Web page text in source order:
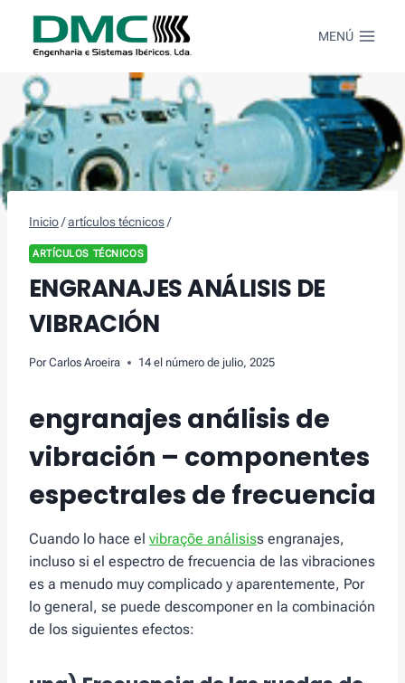
Contenido
MENÚ
Inicio/artículos técnicos/
ARTÍCULOS TÉCNICOS
ENGRANAJES ANÁLISIS DE
VIBRACIÓN
Por Carlos Aroeira 14 el número de julio, 2025
engranajes análisis de
vibración – componentes
espectrales de frecuencia
Cuando lo hace el vibraçõe análisiss engranajes,
incluso si el espectro de frecuencia de las vibraciones
es a menudo muy complicado y aparentemente, Por
lo general, se puede descomponer en la combinación
de los siguientes efectos: